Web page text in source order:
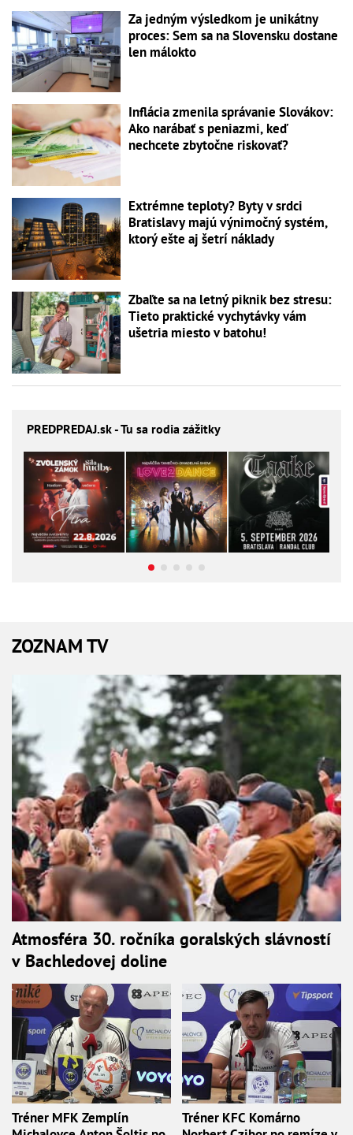
Za jedným výsledkom je unikátny
proces: Sem sa na Slovensku dostane
len málokto
Inflácia zmenila správanie Slovákov:
Ako narábať s peniazmi, keď
nechcete zbytočne riskovať?
Extrémne teploty? Byty v srdci
Bratislavy majú výnimočný systém,
ktorý ešte aj šetrí náklady
Zbaľte sa na letný piknik bez stresu:
Tieto praktické vychytávky vám
ušetria miesto v batohu!
PREDPREDAJ.sk - Tu sa rodia zážitky
ZOZNAM TV
Atmosféra 30. ročníka goralských slávností
v Bachledovej doline
Tréner MFK Zemplín
Tréner KFC Komárno